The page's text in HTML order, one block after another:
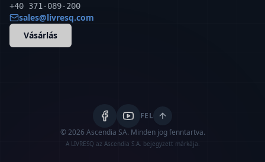
+40 371-089-200
sales@livresq.com
Vásárlás
FEL
© 2026 Ascendia SA. Minden jog fenntartva.
A LIVRESQ az Ascendia S.A. bejegyzett márkája.